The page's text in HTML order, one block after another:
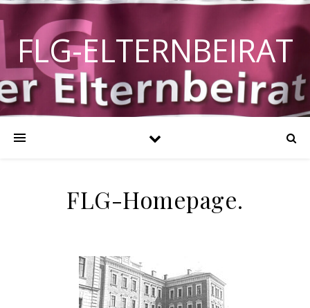
FLG-ELTERNBEIRAT
FLG-Homepage.